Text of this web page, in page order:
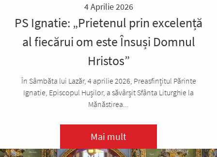
4 Aprilie 2026
PS Ignatie: „Prietenul prin excelență
al fiecărui om este Însuși Domnul
Hristos”
În Sâmbăta lui Lazăr, 4 aprilie 2026, Preasfințitul Părinte
Ignatie, Episcopul Hușilor, a săvârșit Sfânta Liturghie la
Mănăstirea...
Mai mult